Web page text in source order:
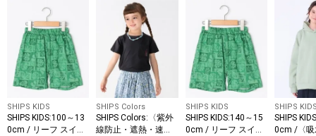
SHIPS KIDS
SHIPS KIDS:100～13
0cm / リーフ スイム
SHIPS Colors
SHIPS Colors:〈紫外
線防止・遮熱・速
SHIPS KIDS
SHIPS KIDS:140～15
0cm / リーフ スイム
SHIPS
SHIPS
0cm /〈吸